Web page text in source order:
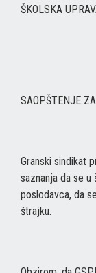
ŠKOLSKA
SAOPŠTENJE
Granski sindikat
saznanja da se
poslodavca, da
štrajku.